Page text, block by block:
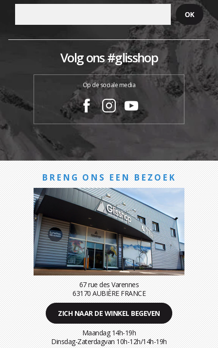
Volg ons #glisshop
Op de sociale media
BRENG ONS EEN BEZOEK
67 rue des Varennes
63170 AUBIÈRE FRANCE
ZICH NAAR DE WINKEL BEGEVEN
Maandag 14h-19h
Dinsdag-Zaterdagvan 10h-12h/14h-19h